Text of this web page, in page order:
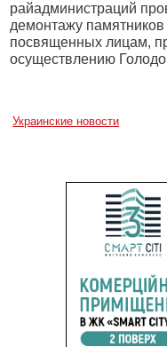
райадминистраций
демонтажу
посвященных лицам,
осуществлению
Украинские новости